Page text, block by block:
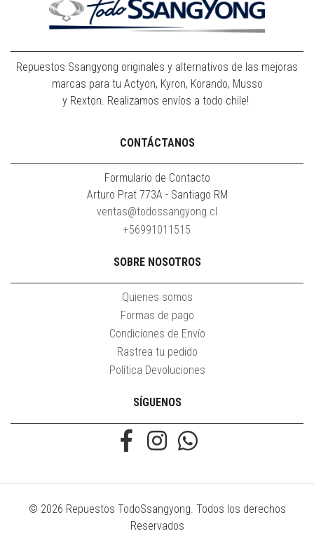
Repuestos Ssangyong originales y alternativos de las mejoras
marcas para tu Actyon, Kyron, Korando, Musso
y Rexton. Realizamos envíos a todo chile!
CONTÁCTANOS
Formulario de Contacto
Arturo Prat 773A - Santiago RM
ventas@todossangyong.cl
+56991011515
SOBRE NOSOTROS
Quienes somos
Formas de pago
Condiciones de Envío
Rastrea tu pedido
Política Devoluciones
SÍGUENOS
© 2026 Repuestos TodoSsangyong. Todos los derechos
Reservados